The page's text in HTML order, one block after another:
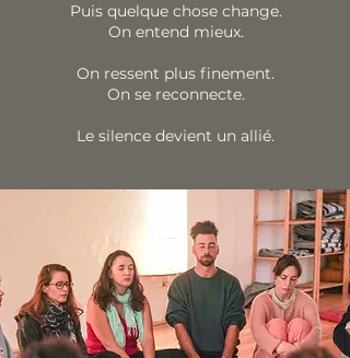
Puis quelque chose change.
On entend mieux.
On ressent plus finement.
On se reconnecte.
Le silence devient un allié.